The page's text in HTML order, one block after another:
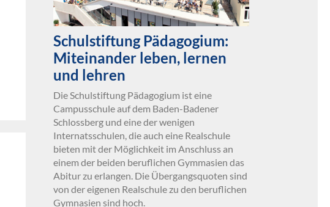
Schulstiftung Pädagogium:
Miteinander leben, lernen
und lehren
Die Schulstiftung Pädagogium ist eine
Campusschule auf dem Baden-Badener
Schlossberg und eine der wenigen
Internatsschulen, die auch eine Realschule
bieten mit der Möglichkeit im Anschluss an
einem der beiden beruflichen Gymmasien das
Abitur zu erlangen. Die Übergangsquoten sind
von der eigenen Realschule zu den beruflichen
Gymnasien sind hoch.